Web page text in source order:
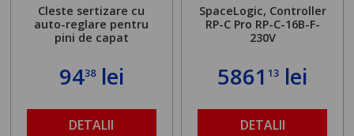
Cleste sertizare cu
auto-reglare pentru
pini de capat
9438lei
DETALII
SpaceLogic, Controller
RP-C Pro RP-C-16B-F-
230V
586113 lei
DETALII